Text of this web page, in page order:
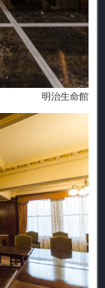
明治生命館